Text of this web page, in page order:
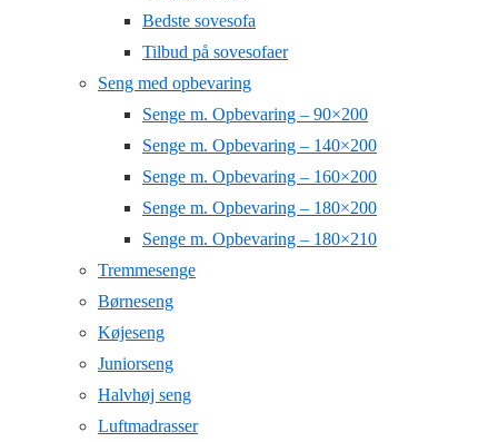
Bedste sovesofa
Tilbud på sovesofaer
Seng med opbevaring
Senge m. Opbevaring – 90×200
Senge m. Opbevaring – 140×200
Senge m. Opbevaring – 160×200
Senge m. Opbevaring – 180×200
Senge m. Opbevaring – 180×210
Tremmesenge
Børneseng
Køjeseng
Juniorseng
Halvhøj seng
Luftmadrasser